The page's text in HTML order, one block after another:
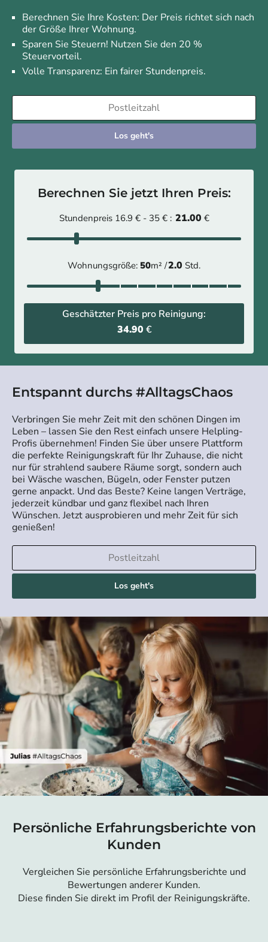
Berechnen Sie Ihre Kosten: Der Preis richtet sich nach
der Größe Ihrer Wohnung.
Sparen Sie Steuern! Nutzen Sie den 20 %
Steuervorteil.
Volle Transparenz: Ein fairer Stundenpreis.
Los geht's
Berechnen Sie jetzt Ihren Preis:
Stundenpreis 16.9 € - 35 € : 21.00 €
Wohnungsgröße: 50m² /2.0 Std.
Geschätzter Preis pro Reinigung:
34.90 €
Entspannt durchs #AlltagsChaos
Verbringen Sie mehr Zeit mit den schönen Dingen im
Leben – lassen Sie den Rest einfach unsere Helpling-
Profis übernehmen! Finden Sie über unsere Plattform
die perfekte Reinigungskraft für Ihr Zuhause, die nicht
nur für strahlend saubere Räume sorgt, sondern auch
bei Wäsche waschen, Bügeln, oder Fenster putzen
gerne anpackt. Und das Beste? Keine langen Verträge,
jederzeit kündbar und ganz flexibel nach Ihren
Wünschen. Jetzt ausprobieren und mehr Zeit für sich
genießen!
Los geht's
Persönliche Erfahrungsberichte von
Kunden
Vergleichen Sie persönliche Erfahrungsberichte und
Bewertungen anderer Kunden.
Diese finden Sie direkt im Profil der Reinigungskräfte.